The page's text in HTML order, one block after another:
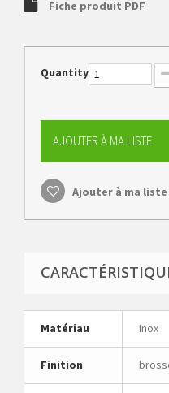
Fiche produit PDF
Quantity
AJOUTER À MA LISTE
Ajouter à ma
Matériau Inox
Finition